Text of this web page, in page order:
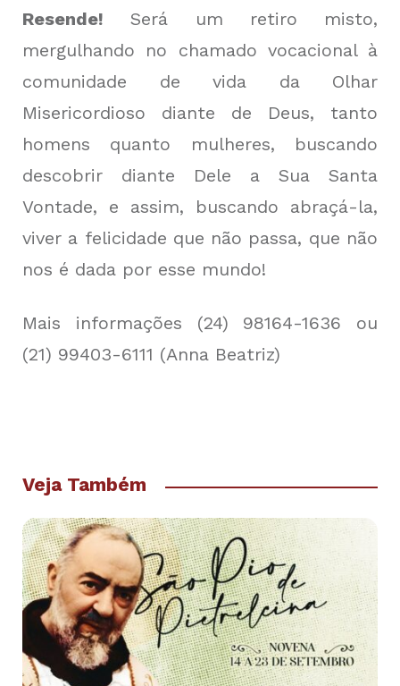
Resende! Será um retiro misto,
mergulhando no chamado vocacional à
comunidade de vida da Olhar
Misericordioso diante de Deus, tanto
homens quanto mulheres, buscando
descobrir diante Dele a Sua Santa
Vontade, e assim, buscando abraçá-la,
viver a felicidade que não passa, que não
nos é dada por esse mundo!
Mais informações (24) 98164-1636 ou
(21) 99403-6111 (Anna Beatriz)
Veja Também